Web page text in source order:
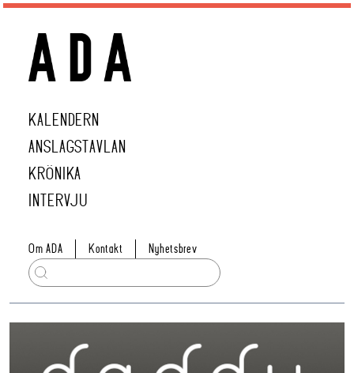
KALENDERN
ANSLAGSTAVLAN
KRÖNIKA
INTERVJU
Om ADA Kontakt Nyhetsbrev